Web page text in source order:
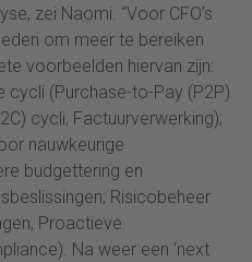
zei Naomi. “Voor CFO’s
om meer te bereiken
voorbeelden hiervan zijn:
cycli (Purchase-to-Pay (P2P)
cycli, Factuurverwerking);
nauwkeurige
budgettering en
Risicobeheer
Proactieve
Na weer een ‘next